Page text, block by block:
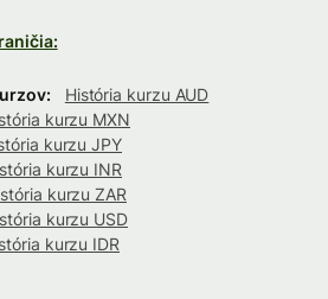
História kurzu AUD
kurzu MXN
kurzu JPY
kurzu INR
kurzu ZAR
kurzu USD
kurzu IDR